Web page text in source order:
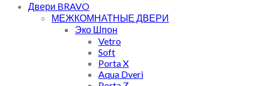
Двери BRAVO
МЕЖКОМНАТНЫЕ ДВЕРИ
Эко Шпон
Vetro
Soft
Porta X
Aqua Dveri